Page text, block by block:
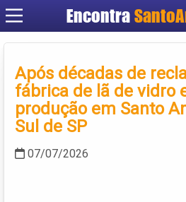
Encontra
Criar
Após décadas de
fábrica de lã de vidro
produção em Santo
Sul de SP
07/07/2026